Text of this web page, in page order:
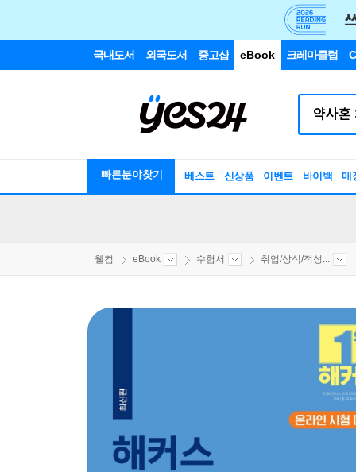
국내도서 외국도서 중고샵 eBook 크레마클럽
빠른분야찾기 베스트 신상품 이벤트 바이백 매
웰컴 eBook 수험서 취업/상식/적성...